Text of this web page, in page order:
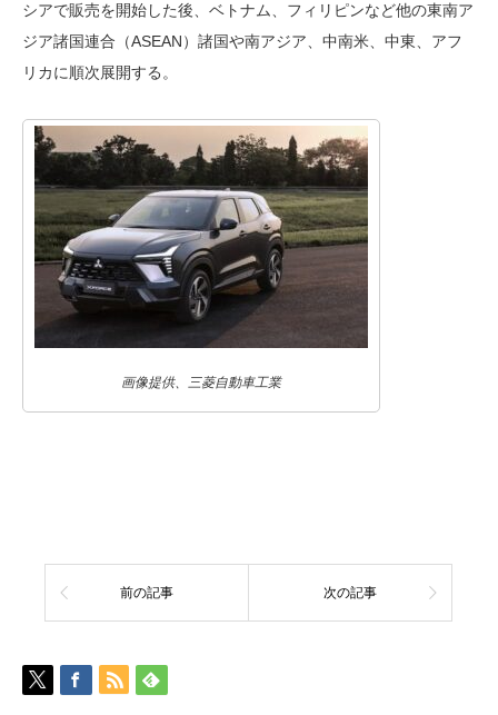
シアで販売を開始した後、ベトナム、フィリピンなど他の東南ア
ジア諸国連合（ASEAN）諸国や南アジア、中南米、中東、アフ
リカに順次展開する。
画像提供、三菱自動車工業
前の記事 次の記事